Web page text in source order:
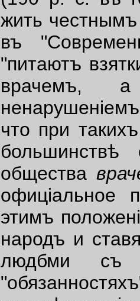
жить честнымъ
въ
"питаютъ
врачемъ,
что при
общества
офицiальное
этимъ
народъ и
людбми съ